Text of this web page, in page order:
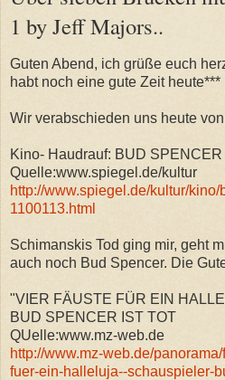
1 by Jeff Majors..
Guten Abend, ich grüße euch
habt noch eine gute Zeit heute***
Wir verabschieden uns heute
Kino- Haudrauf: BUD
Quelle:www.spiegel.de/kultur
http://www.spiegel.de/kultur/
1100113.html
Schimanskis Tod ging mir, geht
auch noch Bud Spencer. Die
"VIER FÄUSTE FÜR EIN
BUD SPENCER IST TOT
QUelle:www.mz-web.de
http://www.mz-web.de/
fuer-ein-halleluja--schauspieler-